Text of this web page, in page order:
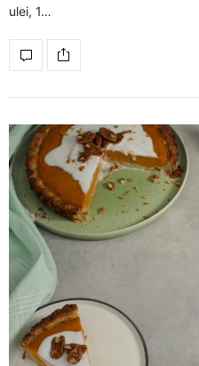
ulei, 1…